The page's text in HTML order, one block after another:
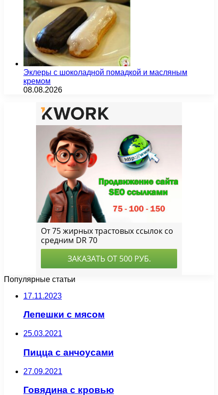
Эклеры с шоколадной помадкой и масляным
кремом
08.08.2026
Популярные статьи
17.11.2023
Лепешки с мясом
25.03.2021
Пицца с анчоусами
27.09.2021
Говядина с кровью